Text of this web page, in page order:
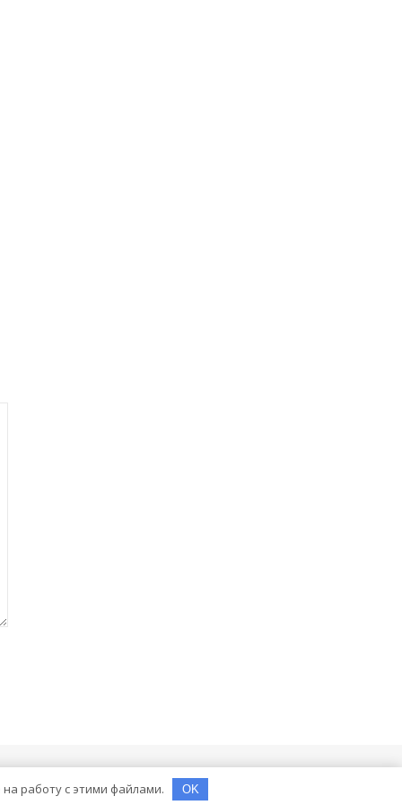
работу с этими файлами. OK